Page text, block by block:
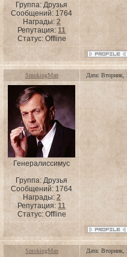
Группа: Друзья
Сообщений: 1764
Награды: 2
Репутация:11
Статус: Offline
SmokingMan Дата:
Генералиссимус
Группа: Друзья
Сообщений: 1764
Награды: 2
Репутация:11
Статус: Offline
SmokingMan Дата: